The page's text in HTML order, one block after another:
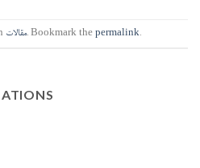
مقالات. Bookmark the permalink.